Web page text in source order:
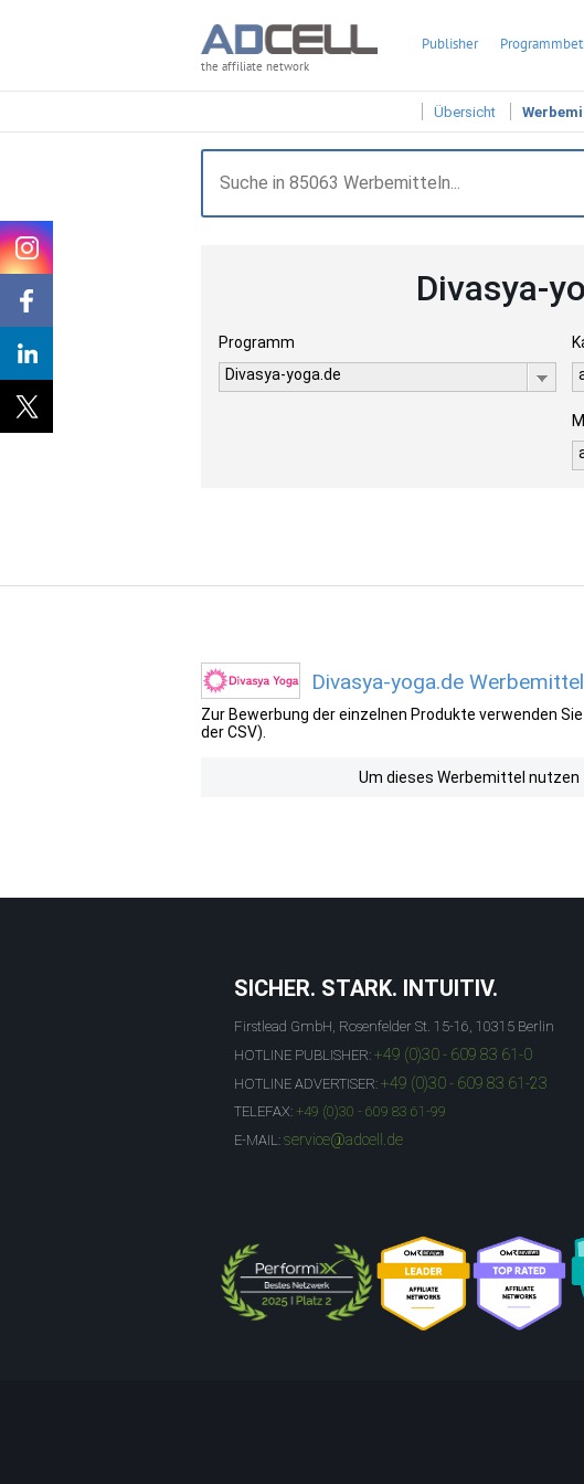
the affiliate network
Publisher
Übersicht
Divasya-
Programm
Divasya-yoga.de
Divasya-yoga.de
Zur Bewerbung der einzelnen Produkte verwenden
der CSV).
Um dieses Werbemittel nutzen
SICHER. STARK. INTUITIV.
Firstlead GmbH, Rosenfelder St. 15-16, 10315 Berlin
HOTLINE PUBLISHER: +49 (0)30 - 609 83 61-0
HOTLINE ADVERTISER: +49 (0)30 - 609 83 61-23
TELEFAX: +49 (0)30 - 609 83 61-99
E-MAIL: service@adcell.de